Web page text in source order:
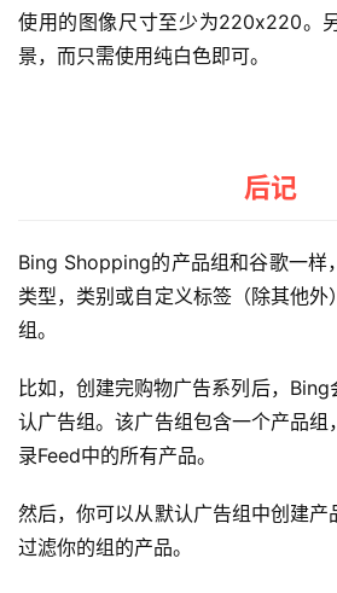
使用的图像尺寸至少为220x220。
景，而只需使用纯白色即可。
后记
Bing Shopping的产品组和谷歌一样
类型，类别或自定义标签（除其他外
组。
比如，创建完购物广告系列后，
认广告组。该广告组包含一个产品组
录Feed中的所有产品。
然后，你可以从默认广告组中创建
过滤你的组的产品。